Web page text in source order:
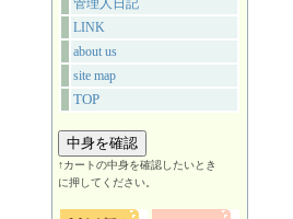
管理人日記
LINK
about us
site map
TOP
↑カートの中身を確認したいとき
に押してください。